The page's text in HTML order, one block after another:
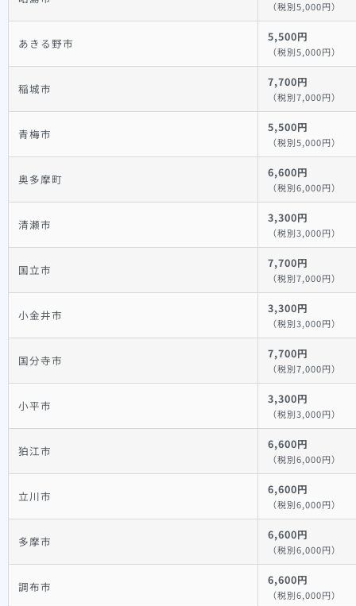
（税別5,000円）
あきる野市 5,500円
（税別5,000円）
稲城市 7,700円
（税別7,000円）
青梅市 5,500円
（税別5,000円）
奥多摩町 6,600円
（税別6,000円）
清瀬市 3,300円
（税別3,000円）
国立市 7,700円
（税別7,000円）
小金井市 3,300円
（税別3,000円）
国分寺市 7,700円
（税別7,000円）
小平市 3,300円
（税別3,000円）
狛江市 6,600円
（税別6,000円）
立川市 6,600円
（税別6,000円）
多摩市 6,600円
（税別6,000円）
調布市 6,600円
（税別6,000円）